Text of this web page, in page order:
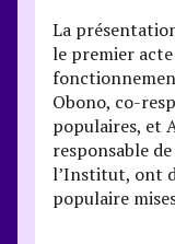
La
le premier acte
Obono, co-
populaires, et
responsable
l’Institut, ont
populaire